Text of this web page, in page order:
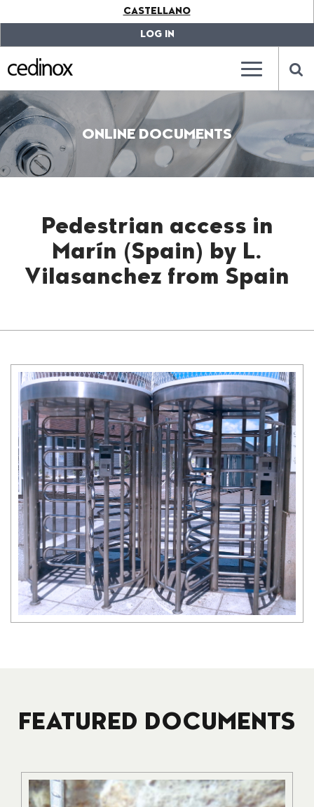
label.access.jump.content???
???
label.access.jump.header???
label.access.jump.footer???
???
label.access.jump.menu???
CASTELLANO
LOG IN
???
???
ONLINE DOCUMENTS
Pedestrian access in
Marín (Spain) by L.
Vilasanchez from Spain
FEATURED DOCUMENTS